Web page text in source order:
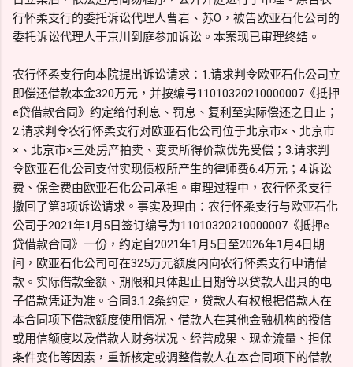
行怀柔支行的委托诉讼代理人曹岩、苏O，被告欧亚石化公司的
委托诉讼代理人于京川到庭参加诉讼。本案现已审理终结。
农行怀柔支行向本院提出诉讼请求：1.请求判令欧亚石化公司立
即偿还借款本金320万元，并按编号11010320210000007《抵押
e贷借款合同》约定给付利息、罚息、复利至实际偿还之日止；
2.请求判令农行怀柔支行对欧亚石化公司位于北京市×、北京市
×、北京市×三处房产拍卖、变卖所得价款优先受偿；3.请求判
令欧亚石化公司支付实现债权所产生的律师费6.4万元；4.诉讼
费、保全费由欧亚石化公司承担。审理过程中，农行怀柔支行
撤回了第3项诉讼请求。事实及理由：农行怀柔支行与欧亚石化
公司于2021年1月5日签订编号为11010320210000007《抵押e
贷借款合同》一份，约定自2021年1月5日至2026年1月4日期
间，欧亚石化公司可在325万元额度内向农行怀柔支行申请借
款。实际借款金额、期限和具体起止日期等以贷款人出具的电
子借款凭证为准。合同3.1.2条约定，贷款人有权根据借款人在
本合同项下借款额度使用情况、借款人在其他金融机构的授信
或用信额度以及借款人财务状况、经营成果、现金流量、担保
条件变化等因素，重新核定或调整借款人在本合同项下的借款